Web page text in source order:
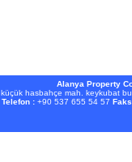
Alanya Property
küçük hasbahçe mah. keykubat
Telefon :+90 537 655 54 57